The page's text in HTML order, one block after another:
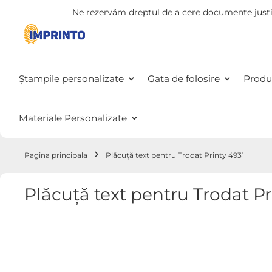
Ne rezervăm dreptul de a cere documente
Mergeti
Ștampile personalizate Gata de folosire
Materiale Personalizate
Pagina principala Plăcuță text pentru Trodat Printy 4931
Plăcuță text pentru Trodat